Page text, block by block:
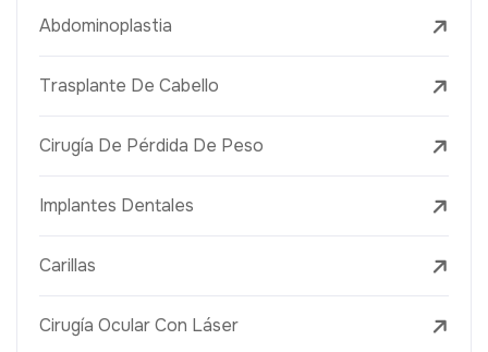
Abdominoplastia
Trasplante De Cabello
Cirugía De Pérdida De Peso
Implantes Dentales
Carillas
Cirugía Ocular Con Láser